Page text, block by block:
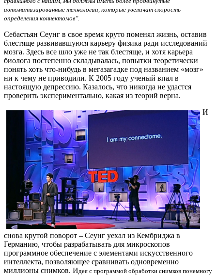
автоматизированные технологии, которые увеличат скорость
определения коннектомов".
Себастьян Сеунг в свое время круто поменял жизнь, оставив
блестяще развивавшуюся карьеру физика ради исследований
мозга. Здесь все шло уже не так блестяще, и хотя карьера
биолога постепенно складывалась, попытки теоретически
понять хоть что-нибудь в мегазагадке под названием «мозг»
ни к чему не приводили. К 2005 году ученый впал в
настоящую депрессию. Казалось, что никогда не удастся
проверить экспериментально, какая из теорий верна.
И
снова крутой поворот – Сеунг уехал из Кембриджа в
Германию, чтобы разрабатывать для микроскопов
программное обеспечение с элементами искусственного
интеллекта, позволяющее сравнивать одновременно
миллионы снимков. Идея с программой обработки снимков понемногу